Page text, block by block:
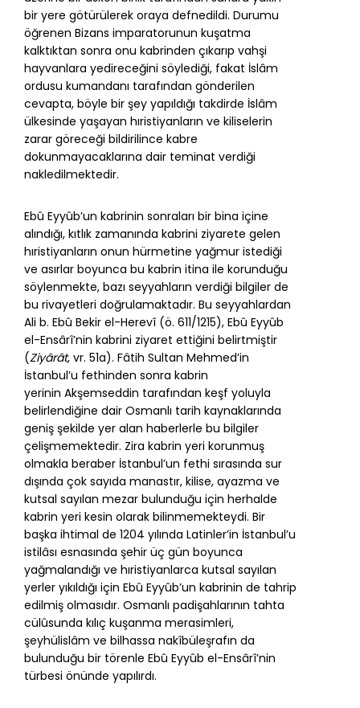
bir yere götürülerek oraya defnedildi. Durumu
öğrenen Bizans imparatorunun kuşatma
kalktıktan sonra onu kabrinden çıkarıp vahşi
hayvanlara yedireceğini söylediği, fakat İslâm
ordusu kumandanı tarafından gönderilen
cevapta, böyle bir şey yapıldığı takdirde İslâm
ülkesinde yaşayan hıristiyanların ve kiliselerin
zarar göreceği bildirilince kabre
dokunmayacaklarına dair teminat verdiği
nakledilmektedir.
Ebû Eyyûb’un kabrinin sonraları bir bina içine
alındığı, kıtlık zamanında kabrini ziyarete gelen
hıristiyanların onun hürmetine yağmur istediği
ve asırlar boyunca bu kabrin itina ile korunduğu
söylenmekte, bazı seyyahların verdiği bilgiler de
bu rivayetleri doğrulamaktadır. Bu seyyahlardan
Ali b. Ebû Bekir el-Herevî (ö. 611/1215), Ebû Eyyûb
el-Ensârî’nin kabrini ziyaret ettiğini belirtmiştir
(Ziyârât, vr. 51a). Fâtih Sultan Mehmed’in
İstanbul’u fethinden sonra kabrin
yerinin Akşemseddin tarafından keşf yoluyla
belirlendiğine dair Osmanlı tarih kaynaklarında
geniş şekilde yer alan haberlerle bu bilgiler
çelişmemektedir. Zira kabrin yeri korunmuş
olmakla beraber İstanbul’un fethi sırasında sur
dışında çok sayıda manastır, kilise, ayazma ve
kutsal sayılan mezar bulunduğu için herhalde
kabrin yeri kesin olarak bilinmemekteydi. Bir
başka ihtimal de 1204 yılında Latinler’in İstanbul’u
istilâsı esnasında şehir üç gün boyunca
yağmalandığı ve hıristiyanlarca kutsal sayılan
yerler yıkıldığı için Ebû Eyyûb’un kabrinin de tahrip
edilmiş olmasıdır. Osmanlı padişahlarının tahta
cülûsunda kılıç kuşanma merasimleri,
şeyhülislâm ve bilhassa nakîbüleşrafın da
bulunduğu bir törenle Ebû Eyyûb el-Ensârî’nin
türbesi önünde yapılırdı.